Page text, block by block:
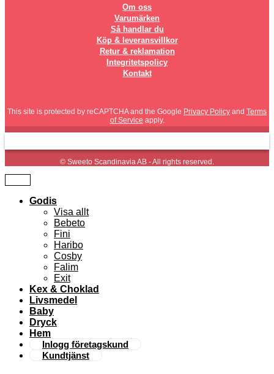
Om oss
Varumärken
Så handlar du
Köp & leveransvillkor
Retur & reklamation
Integritetspolicy
Kontakt
This site is protected by reCAPTCHA and the Google Privacy Policy and Terms
of Service apply.
© Sweeto Scandinavia AB - All rights reserved.
Godis
Visa allt
Bebeto
Fini
Haribo
Cosby
Falim
Exit
Kex & Choklad
Livsmedel
Baby
Dryck
Hem
Inlogg företagskund
Kundtjänst